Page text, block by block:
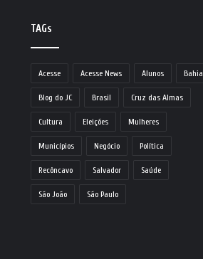
TAGs
Acesse Acesse News Alunos Bahia
Blog do JC Brasil Cruz das Almas
Cultura Eleições Mulheres
Municípios Negócio Política
Recôncavo Salvador Saúde
São João São Paulo